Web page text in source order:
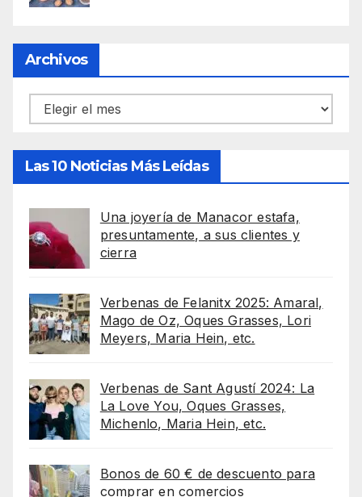
Archivos
Archivos
Las 10 Noticias Más Leídas
Una joyería de Manacor estafa,
presuntamente, a sus clientes y
cierra
Verbenas de Felanitx 2025: Amaral,
Mago de Oz, Oques Grasses, Lori
Meyers, Maria Hein, etc.
Verbenas de Sant Agustí 2024: La
La Love You, Oques Grasses,
Michenlo, Maria Hein, etc.
Bonos de 60 € de descuento para
comprar en comercios